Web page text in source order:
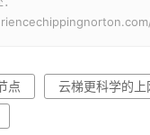
点
云梯更科学的上